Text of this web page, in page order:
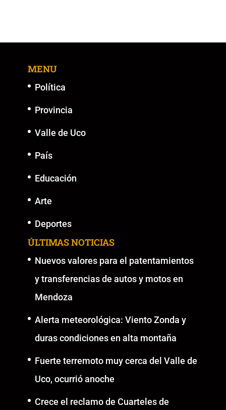
MENU
Política
Provincia
Valle de Uco
País
Educación
Arte
Deportes
ÚLTIMAS NOTICIAS
Nuevos valores para el patentamientos
y transferencias de autos y motos en
Mendoza
Alerta meteorológica: Viento Zonda y
duras condiciones en alta montaña
Fuerte terremoto muy cerca del Valle de
Uco, ocurrió anoche
Crece el reclamo de Cuarteles de